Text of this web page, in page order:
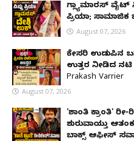
ಗ್ಲ್ಯಾಮಾರಸ್ ವೈಟ್‌
ಪ್ರಿಯಾ;
August 07, 2026
ಕೇಸರಿ ಉಡುಪಿನ
ಉತ್ತರ ನೀಡಿದ ನಟಿ
Prakash Varrier
August 07, 2026
'ಶಾಂತಿ ಕ್ರಾಂತಿ'
ಶುರುವಾಯ್ತು
ಬಾಕ್ಸ್ ಆಫೀಸ್